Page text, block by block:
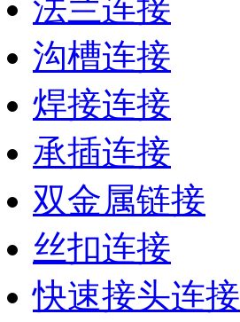
法兰连接
沟槽连接
焊接连接
承插连接
双金属链接
丝扣连接
快速接头连接